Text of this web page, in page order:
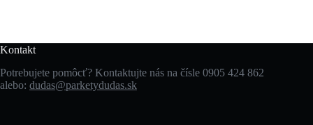
Kontakt
Potrebujete pomôcť? Kontaktujte nás na čísle 0905 424 862
alebo: dudas@parketydudas.sk